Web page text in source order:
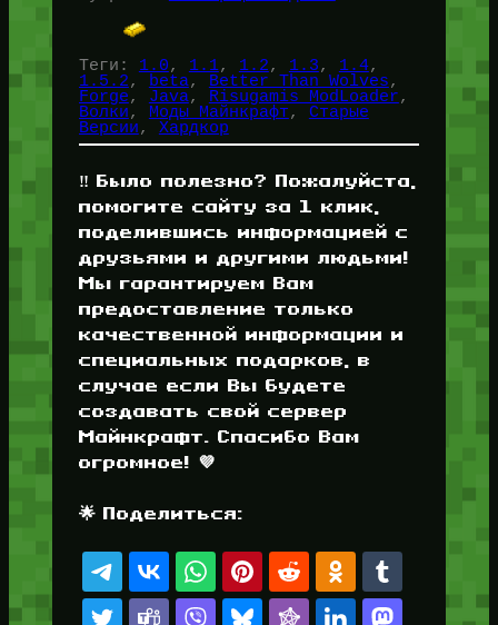
Теги: 1.0, 1.1, 1.2, 1.3, 1.4
1.5.2, beta, Better Than Wolves
Forge, Java, Risugamis ModLoader
Волки, Моды Майнкрафт, Старые
Версии, Хардкор
‼️ Было полезно? Пожалуйста,
помогите сайту за 1 клик,
поделившись информацией с
друзьями и другими людьми!
Мы гарантируем Вам
предоставление только
качественной информации и
специальных подарков, в
случае если Вы будете
создавать свой сервер
Майнкрафт. Спасибо Вам
огромное! 💜
🌟 Поделиться: